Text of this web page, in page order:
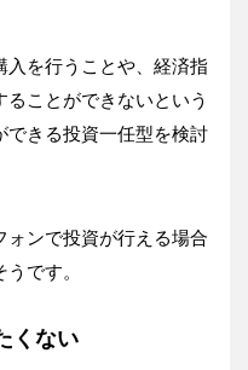
を行うことや、経済指
ことができないという
できる投資一任型を検討
ンで投資が行える場合
です。
くない